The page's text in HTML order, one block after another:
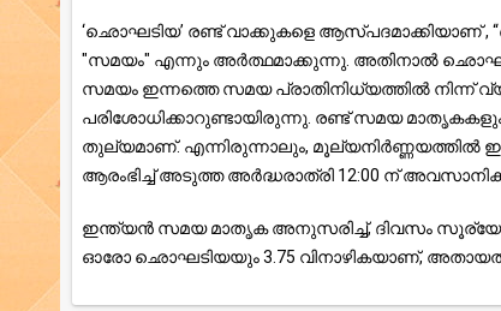
‘ഛൊഘടിയ’ രണ്ട് വാക്കുകളെ ആസ്പദമാക്കിയാണ് ,
"സമയം" എന്നും അർത്ഥമാക്കുന്നു. അതിനാൽ
സമയം ഇന്നത്തെ സമയ പ്രാതിനിധ്യത്തിൽ നിന്ന്
പരിശോധിക്കാറുണ്ടായിരുന്നു. രണ്ട് സമയ
തുല്യമാണ്. എന്നിരുന്നാലും, മൂല്യനിർണ്ണയത്തിൽ
ആരംഭിച്ച് അടുത്ത അർദ്ധരാത്രി 12:00 ന്
ഇന്ത്യൻ സമയ മാതൃക അനുസരിച്ച്, ദിവസം
ഓരോ ഛൊഘടിയയും 3.75 വിനാഴികയാണ്,